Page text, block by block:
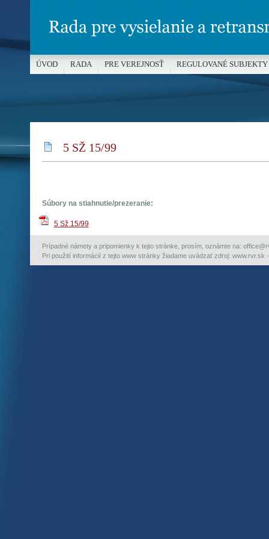
5 SŽ 15/99
Súbory na stiahnutie/prezeranie:
5 Sž 15/99
Prípadné námety a pripomienky k tejto stránke, prosím, oznámte na:
Pri použití informácií z tejto www stránky žiadame uvádzať zdroj: www.rvr.sk
ÚVOD RADA PRE VEREJNOSŤ REGULOVANÉ SUBJEKTY